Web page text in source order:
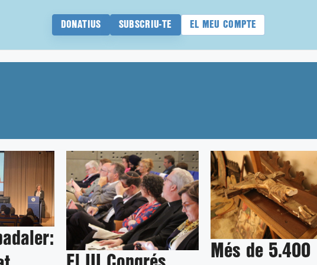
DONATIUS SUBSCRIU-TE EL MEU COMPTE
Més de 5.400